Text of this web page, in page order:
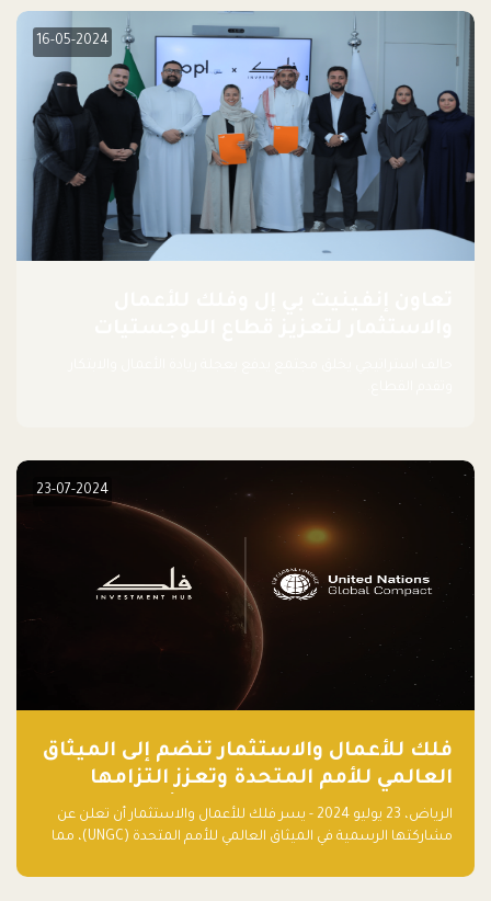
16-05-2024
23-07-2024
فلك للأعمال والاستثمار تنضم إلى الميثاق
العالمي للأمم المتحدة وتعزز التزامها
بالاستدامة مع مسرعة فلاقشِب: تقنيات
المناخ
الرياض، 23 يوليو 2024 - يسر فلك للأعمال والاستثمار أن تعلن عن
مشاركتها الرسمية في الميثاق العالمي للأمم المتحدة (UNGC)، مما